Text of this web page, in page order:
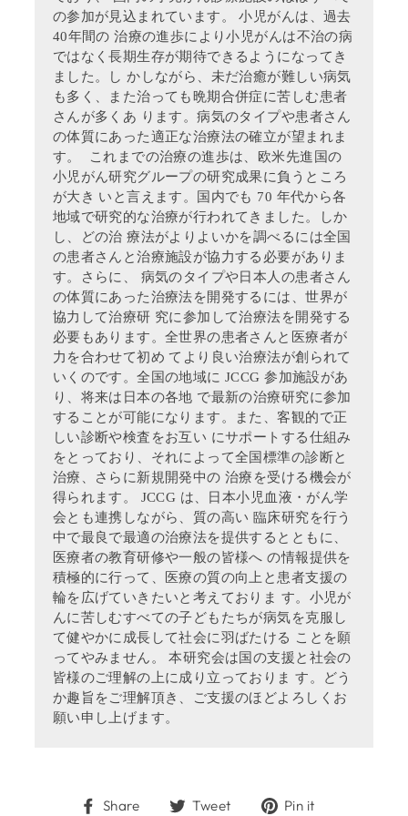
の参加が見込まれています。 小児がんは、過去
40年間の 治療の進歩により小児がんは不治の病
ではなく長期生存が期待できるようになってき
ました。し かしながら、未だ治癒が難しい病気
も多く、また治っても晩期合併症に苦しむ患者
さんが多くあ ります。病気のタイプや患者さん
の体質にあった適正な治療法の確立が望まれま
す。 これまでの治療の進歩は、欧米先進国の
小児がん研究グループの研究成果に負うところ
が大き いと言えます。国内でも 70 年代から各
地域で研究的な治療が行われてきました。しか
し、どの治 療法がよりよいかを調べるには全国
の患者さんと治療施設が協力する必要がありま
す。さらに、 病気のタイプや日本人の患者さん
の体質にあった治療法を開発するには、世界が
協力して治療研 究に参加して治療法を開発する
必要もあります。全世界の患者さんと医療者が
力を合わせて初め てより良い治療法が創られて
いくのです。全国の地域に JCCG 参加施設があ
り、将来は日本の各地 で最新の治療研究に参加
することが可能になります。また、客観的で正
しい診断や検査をお互い にサポートする仕組み
をとっており、それによって全国標準の診断と
治療、さらに新規開発中の 治療を受ける機会が
得られます。 JCCG は、日本小児血液・がん学
会とも連携しながら、質の高い 臨床研究を行う
中で最良で最適の治療法を提供するとともに、
医療者の教育研修や一般の皆様へ の情報提供を
積極的に行って、医療の質の向上と患者支援の
輪を広げていきたいと考えておりま す。小児が
んに苦しむすべての子どもたちが病気を克服し
て健やかに成長して社会に羽ばたける ことを願
ってやみません。 本研究会は国の支援と社会の
皆様のご理解の上に成り立っておりま す。どう
か趣旨をご理解頂き、ご支援のほどよろしくお
願い申し上げます。
Share
ShareTweet
TweetPin it